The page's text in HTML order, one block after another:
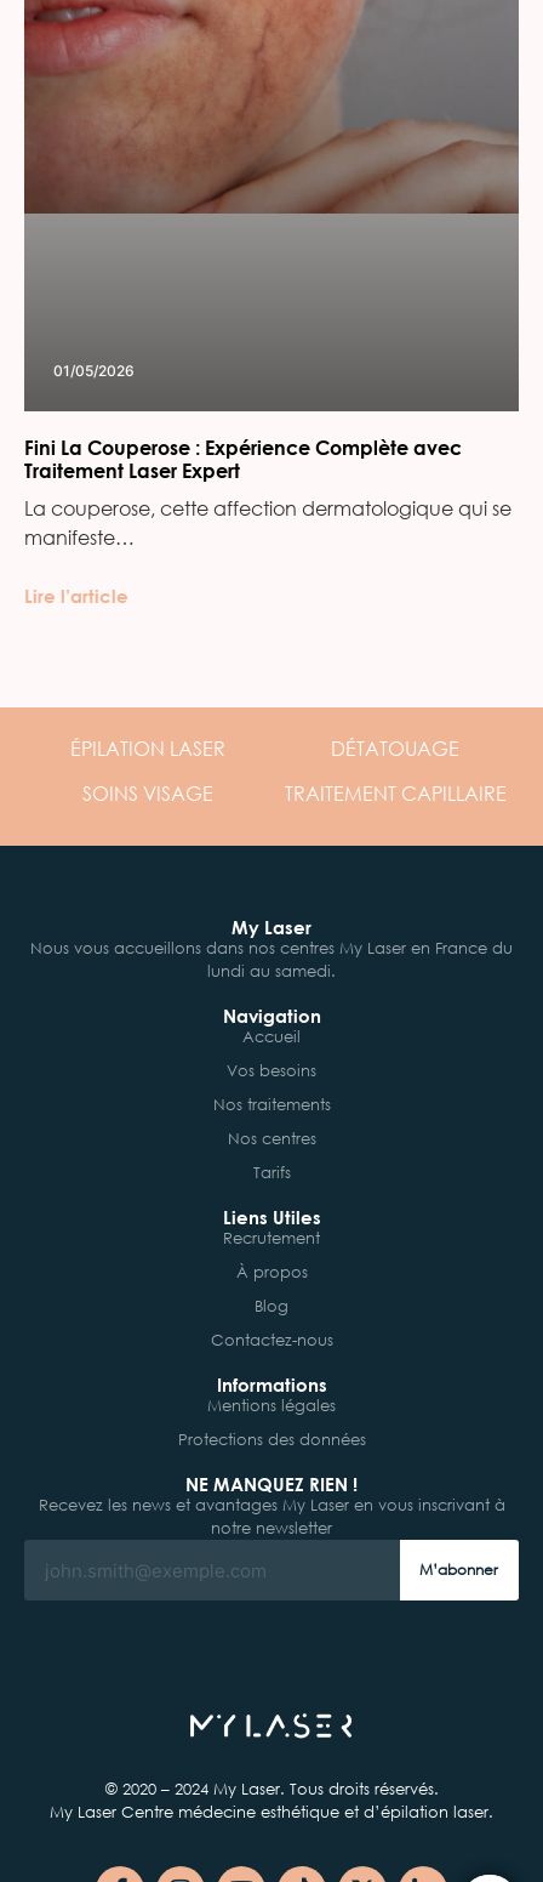
01/05/2026
Fini La Couperose : Expérience Complète avec
Traitement Laser Expert
La couperose, cette affection dermatologique qui se
manifeste…
Lire l’article
ÉPILATION LASER
DÉTATOUAGE
SOINS VISAGE TRAITEMENT CAPILLAIRE
My Laser
Nous vous accueillons dans nos centres My Laser en France du
lundi au samedi.
Navigation
Accueil
Vos besoins
Nos traitements
Nos centres
Tarifs
Liens Utiles
Recrutement
À propos
Blog
Contactez-nous
Informations
Mentions légales
Protections des données
NE MANQUEZ RIEN !
Recevez les news et avantages My Laser en vous inscrivant à
notre newsletter
M’abonner
© 2020 – 2024 My Laser. Tous droits réservés.
My Laser Centre médecine esthétique et d’épilation laser.